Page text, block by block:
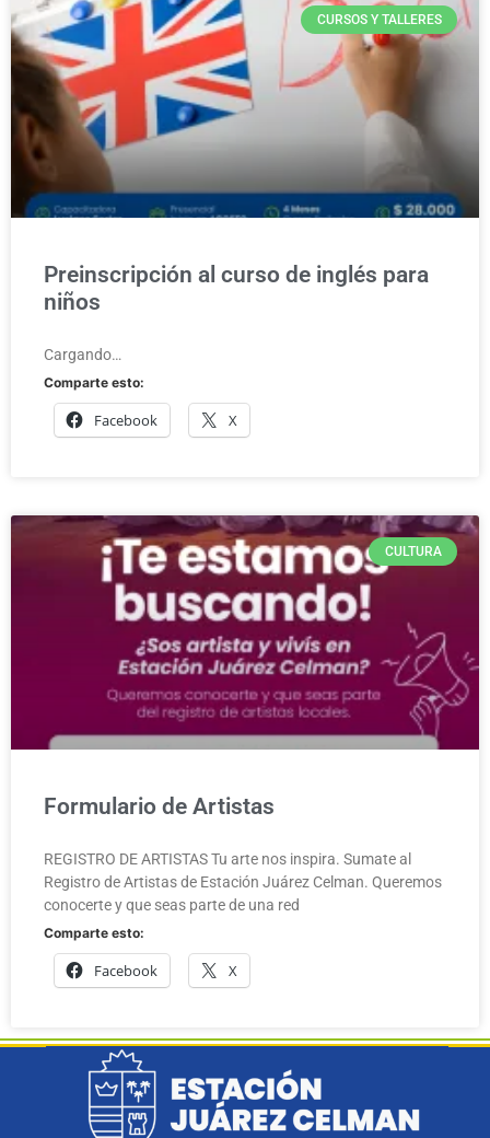
CURSOS Y TALLERES
Preinscripción al curso de inglés para
niños
Cargando…
Comparte esto:
Facebook X
CULTURA
Formulario de Artistas
REGISTRO DE ARTISTAS Tu arte nos inspira. Sumate al
Registro de Artistas de Estación Juárez Celman. Queremos
conocerte y que seas parte de una red
Comparte esto:
Facebook X